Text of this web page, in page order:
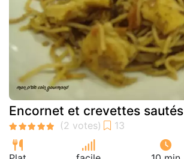
Encornet et crevettes sautés